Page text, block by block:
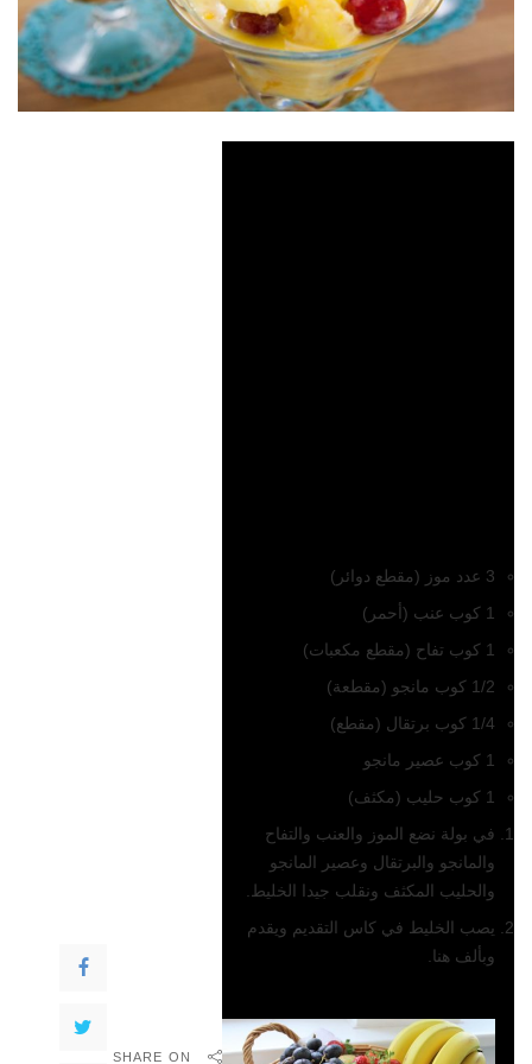
3 عدد موز (مقطع دوائر)
1 كوب عنب (أحمر)
1 كوب تفاح (مقطع مكعبات)
1/2 كوب مانجو (مقطعة)
1/4 كوب برتقال (مقطع)
1 كوب عصير مانجو
1 كوب حليب (مكثف)
في بولة نضع الموز والعنب والتفاح
والمانجو والبرتقال وعصير المانجو
والحليب المكثف ونقلب جيدا الخليط.
يصب الخليط في كاس التقديم ويقدم
وبألف هنا.
SHARE ON